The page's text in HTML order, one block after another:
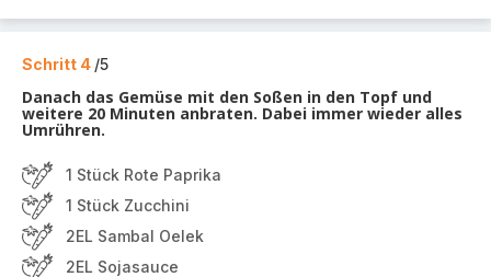
Schritt 4 /5
Danach das Gemüse mit den Soßen in den Topf und
weitere 20 Minuten anbraten. Dabei immer wieder alles
Umrühren.
1 Stück Rote Paprika
1 Stück Zucchini
2EL Sambal Oelek
2EL Sojasauce